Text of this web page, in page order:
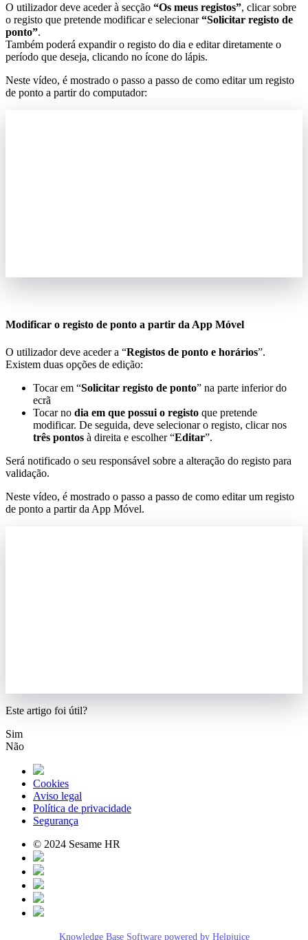
O utilizador deve aceder à secção “Os meus registos”, clicar sobre
o registo que pretende modificar e selecionar “Solicitar registo de
ponto”.
Também poderá expandir o registo do dia e editar diretamente o
período que deseja, clicando no ícone do lápis.
Neste vídeo, é mostrado o passo a passo de como editar um registo
de ponto a partir do computador:
Modificar o registo de ponto a partir da App Móvel
O utilizador deve aceder a “Registos de ponto e horários”.
Existem duas opções de edição:
Tocar em “Solicitar registo de ponto” na parte inferior do
ecrã
Tocar no dia em que possui o registo que pretende
modificar. De seguida, deve selecionar o registo, clicar nos
três pontos à direita e escolher “Editar”.
Será notificado o seu responsável sobre a alteração do registo para
validação.
Neste vídeo, é mostrado o passo a passo de como editar um registo
de ponto a partir da App Móvel.
Este artigo foi útil?
Sim
Não
Cookies
Aviso legal
Política de privacidade
Segurança
© 2024 Sesame HR
Knowledge Base Software powered by Helpjuice